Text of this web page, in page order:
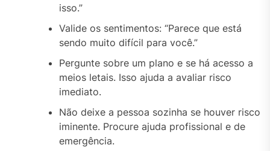
isso.”
Valide os sentimentos: “Parece que está
sendo muito difícil para você.”
Pergunte sobre um plano e se há acesso a
meios letais. Isso ajuda a avaliar risco
imediato.
Não deixe a pessoa sozinha se houver risco
iminente. Procure ajuda profissional e de
emergência.